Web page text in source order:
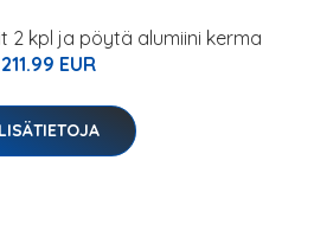
2 kpl ja pöytä alumiini kerma
211.99 EUR
LISÄTIETOJA